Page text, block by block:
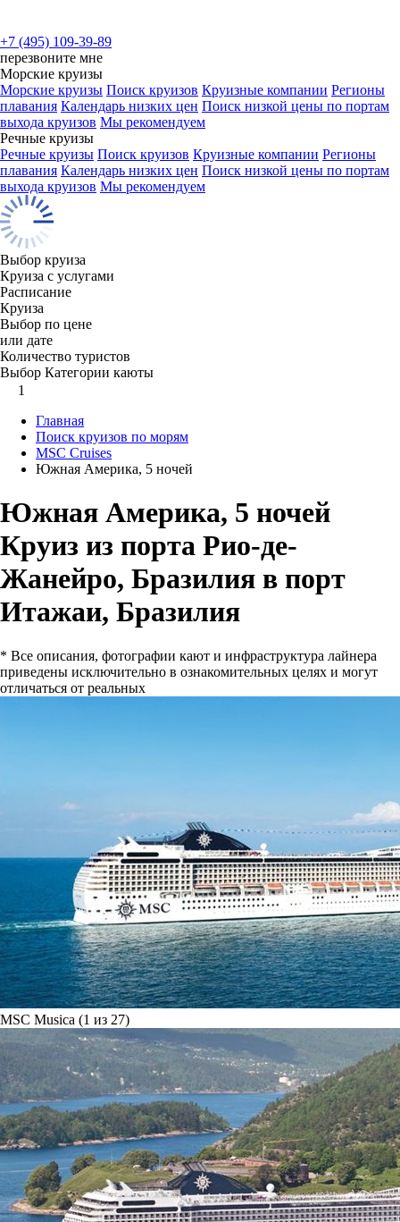
+7 (495) 109-39-89
перезвоните мне
Морские круизы
Морские круизы Поиск круизов Круизные компании Регионы
плавания Календарь низких цен Поиск низкой цены по портам
выхода круизов Мы рекомендуем
Речные круизы
Речные круизы Поиск круизов Круизные компании Регионы
плавания Календарь низких цен Поиск низкой цены по портам
выхода круизов Мы рекомендуем
Выбор круиза
Круиза с услугами
Расписание
Круиза
Выбор по цене
или дате
Количество туристов
Выбор Категории каюты
1
Главная
Поиск круизов по морям
MSC Cruises
Южная Америка, 5 ночей
Южная Америка, 5 ночей
Круиз из порта Рио-де-
Жанейро, Бразилия в порт
Итажаи, Бразилия
* Все описания, фотографии кают и инфраструктура лайнера
приведены исключительно в ознакомительных целях и могут
отличаться от реальных
MSC Musica (1 из 27)